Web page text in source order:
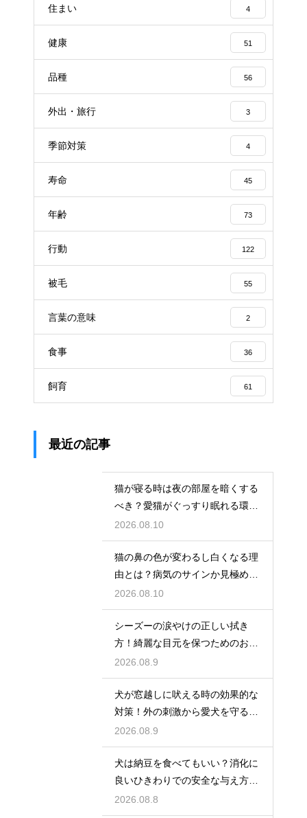
住まい 4
健康 51
品種 56
外出・旅行 3
季節対策 4
寿命 45
年齢 73
行動 122
被毛 55
言葉の意味 2
食事 36
飼育 61
最近の記事
猫が寝る時は夜の部屋を暗くする
べき？愛猫がぐっすり眠れる環境
作り
2026.08.10
猫の鼻の色が変わるし白くなる理
由とは？病気のサインか見極める
方法
2026.08.10
シーズーの涙やけの正しい拭き
方！綺麗な目元を保つためのお手
入れ術
2026.08.9
犬が窓越しに吠える時の効果的な
対策！外の刺激から愛犬を守る環
境作り
2026.08.9
犬は納豆を食べてもいい？消化に
良いひきわりでの安全な与え方を
解説
2026.08.8